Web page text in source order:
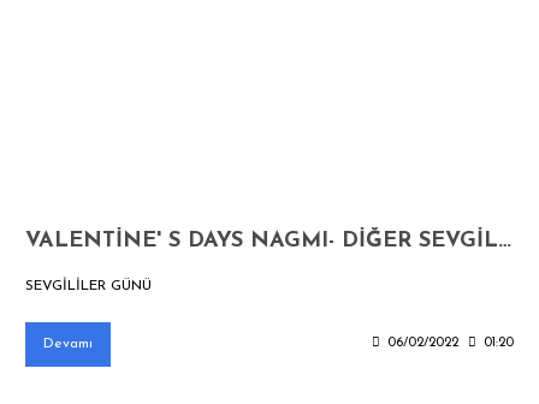
VALENTİNE' S DAYS NAGMI- DİĞER SEVGİLİLER GÜNÜ
SEVGİLİLER GÜNÜ
Devamı 06/02/2022 01:20